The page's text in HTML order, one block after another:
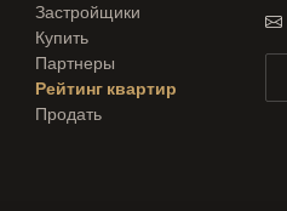
Застройщики
Купить
Партнеры
Рейтинг квартир
Продать